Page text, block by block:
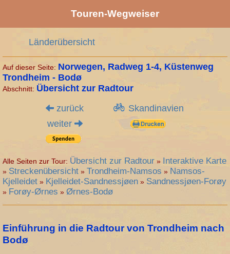
Touren-Wegweiser
Länderübersicht
Auf dieser Seite: Norwegen, Radweg 1-4, Küstenweg
Trondheim - Bodø
Abschnitt: Übersicht zur Radtour
zurück
Skandinavien
weiter
Alle Seiten zur Tour: Übersicht zur Radtour » Interaktive Karte
» Streckenübersicht »Trondheim-Namsos » Namsos-
Kjelleidet » Kjelleidet-Sandnessjøen » Sandnessjøen-Forøy
» Forøy-Ørnes »Ørnes-Bodø
Einführung in die Radtour von Trondheim nach
Bodø